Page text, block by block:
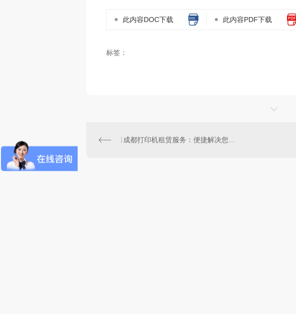
此内容DOC下载 此内容PDF下载
标签：
成都打印机租赁服务：便捷解决您的办公打印问题